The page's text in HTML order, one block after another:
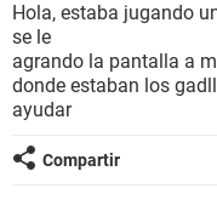
Hola, estaba jugando
se le
agrando la pantalla a
donde estaban los
ayudar
Compartir